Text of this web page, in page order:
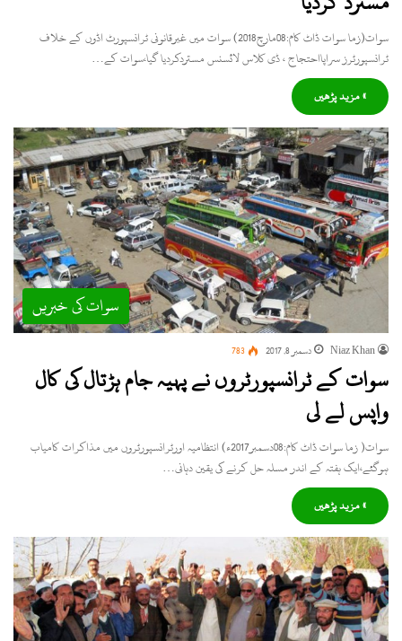
سوات(زما سوات ڈاٹ کام:08مارچ2018) سوات میں غیرقانونی ٹرانسپورٹ اڈوں کے خلاف
ٹرانسپورٹرز سراپااحتجاج ، ڈی کلاس لائسنس مستردکردیا گیا،سوات کے…
» مزید پڑھیں
سوات کی خبریں
Niaz Khan دسمبر 8, 2017 783
سوات کے ٹرانسپورٹروں نے پہیہ جام ہڑتال کی کال
واپس لے لی
سوات( زما سوات ڈاٹ کام:08دسمبر2017ء) انتظامیہ اورٹرانسپورٹروں میں مذاکرات کامیاب
ہوگئے،ایک ہفتہ کے اندر مسلہ حل کرنے کی یقین دہانی…
» مزید پڑھیں